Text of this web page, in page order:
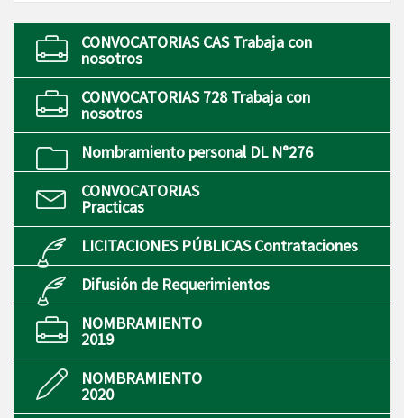
CONVOCATORIAS CAS Trabaja con
nosotros
CONVOCATORIAS 728 Trabaja con
nosotros
Nombramiento personal DL N°276
CONVOCATORIAS
Practicas
LICITACIONES PÚBLICAS Contrataciones
Difusión de Requerimientos
NOMBRAMIENTO
2019
NOMBRAMIENTO
2020